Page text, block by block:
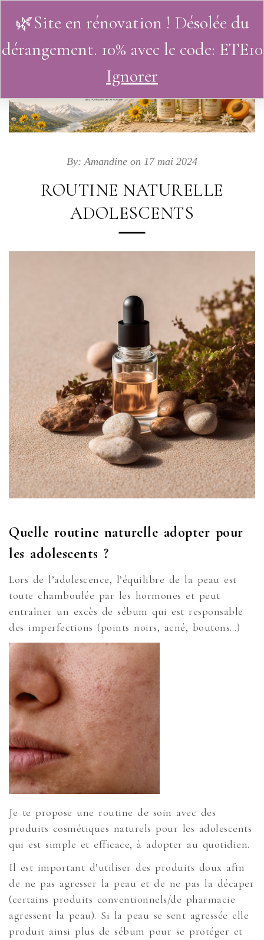
0
By:Amandine on 17 mai 2024
ROUTINE NATURELLE
ADOLESCENTS
Quelle routine naturelle adopter pour
les adolescents ?
Lors de l’adolescence, l’équilibre de la peau est
toute chamboulée par les hormones et peut
entraîner un excès de sébum qui est responsable
des imperfections (points noirs, acné, boutons…)
Je te propose une routine de soin avec des
produits cosmétiques naturels pour les adolescents
qui est simple et efficace, à adopter au quotidien.
Il est important d’utiliser des produits doux afin
de ne pas agresser la peau et de ne pas la décaper
(certains produits conventionnels/de pharmacie
agressent la peau). Si la peau se sent agressée elle
produit ainsi plus de sébum pour se protéger et
🌿Site en rénovation ! Désolée du
dérangement. 10% avec le code: ETE10
Ignorer